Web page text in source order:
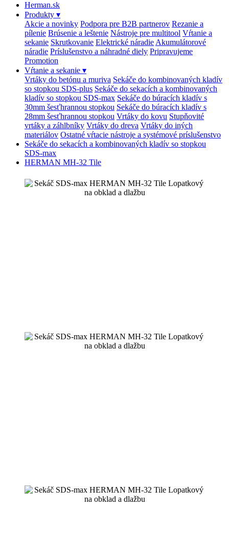
Herman.sk
Produkty ▾
Akcie a novinky Podpora pre B2B partnerov Rezanie a
pílenie Brúsenie a leštenie Nástroje pre multitool Vŕtanie a
sekanie Skrutkovanie Elektrické náradie Akumulátorové
náradie Príslušenstvo a náhradné diely Pripravujeme
Promotion
Vŕtanie a sekanie ▾
Vrtáky do betónu a muriva Sekáče do kombinovaných kladív
so stopkou SDS-plus Sekáče do sekacích a kombinovaných
kladív so stopkou SDS-max Sekáče do búracích kladív s
30mm šesťhrannou stopkou Sekáče do búracích kladív s
28mm šesťhrannou stopkou Vrtáky do kovu Stupňovité
vrtáky a záhlbníky Vrtáky do dreva Vrtáky do iných
materiálov Ostatné vŕtacie nástroje a systémové príslušenstvo
Sekáče do sekacích a kombinovaných kladív so stopkou
SDS-max
HERMAN MH-32 Tile